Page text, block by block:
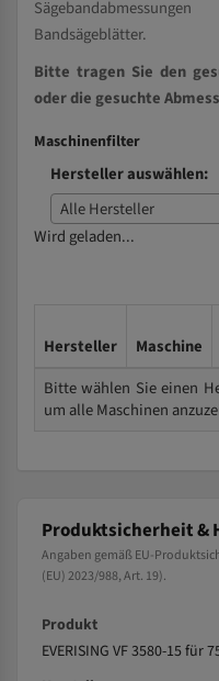
Bandsägeblätter.
Bitte tragen Sie den
oder die gesuchte
Maschinenfilter
Hersteller auswählen:
Alle Hersteller
Wird geladen...
Hersteller Maschine
Bitte wählen Sie einen
um alle Maschinen
Produktsicherheit &
Angaben gemäß EU-
(EU) 2023/988, Art. 19).
Produkt
EVERISING VF 3580-15